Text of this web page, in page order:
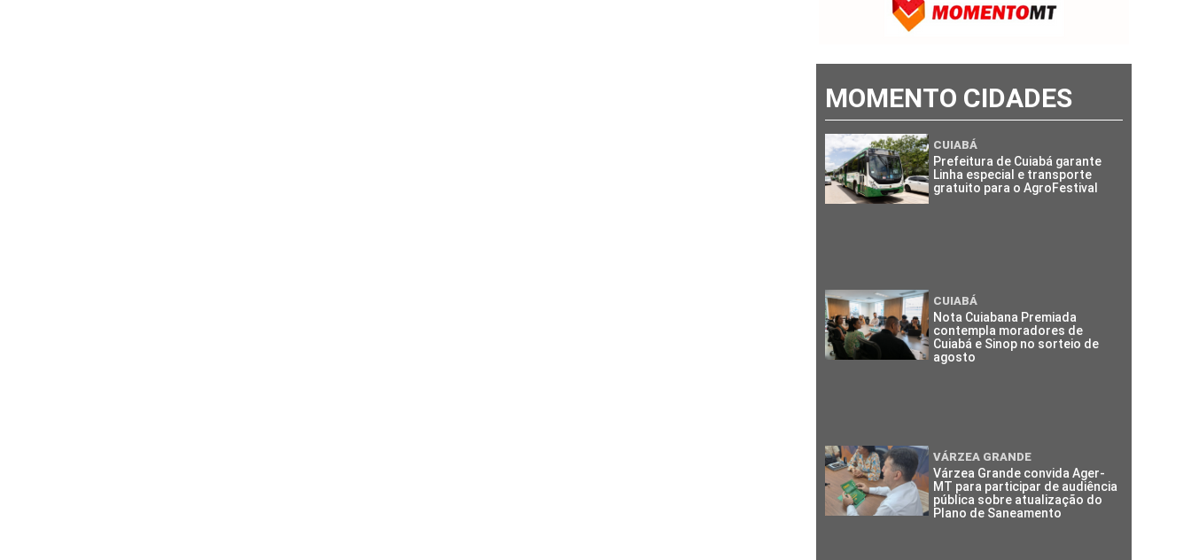
MOMENTO CIDADES
CUIABÁ
Prefeitura de Cuiabá garante
Linha especial e transporte
gratuito para o AgroFestival
CUIABÁ
Nota Cuiabana Premiada
contempla moradores de
Cuiabá e Sinop no sorteio de
agosto
VÁRZEA GRANDE
Várzea Grande convida Ager-
MT para participar de audiência
pública sobre atualização do
Plano de Saneamento